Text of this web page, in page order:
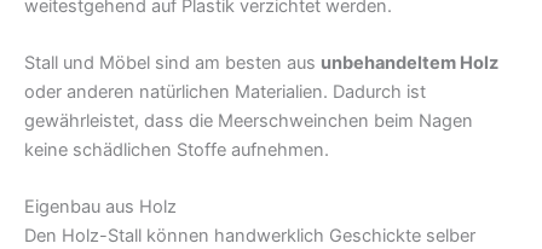
weitestgehend auf Plastik verzichtet werden.
Stall und Möbel sind am besten aus unbehandeltem Holz
oder anderen natürlichen Materialien. Dadurch ist
gewährleistet, dass die Meerschweinchen beim Nagen
keine schädlichen Stoffe aufnehmen.
Eigenbau aus Holz
Den Holz-Stall können handwerklich Geschickte selber